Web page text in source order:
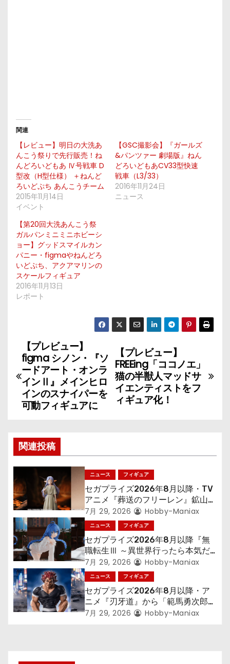
関連
【レビュー】明日の大洗あ
んこう祭りで先行販売！ね
んどろいどもあ Ⅳ号戦車 D
型改（H型仕様） ＋ねんど
ろいどぷち あんこうチーム
2015年11月14日
イベント
【GSC撮影会】『ガールズ
&パンツァー 劇場版』ねん
どろいどもあCV33型快速
戦車（L3/33）
2016年11月24日
ニュース
【第20回大洗あんこう祭
ガルパンミニミニホビーシ
ョー】グッドスマイルカン
パニー・figmaやねんどろ
いどぷち、アクアマリンの
スケールフィギュア
2016年11月13日
レポート
投
稿
ナ
ビ
ゲ
ー
シ
ョ
ン
【プレビュー】
FREEing「ココノエ」
猫の半獣人マッドサ
イエンティストをフ
ィギュア化！
【プレビュー】
figma シノン・『ソ
ードアート・オンラ
インⅡ』メインヒロ
インのスナイパーを
可動フィギュアに
関連投稿
ニュース フィギュア
セガプライズ2026年8月以降・TV
アニメ『葬送のフリーレン』鉱山で
300年働くことになっっちゃった
「フリーレン」を立体化！
7月 29, 2026 Hobby-Maniax
ニュース フィギュア
セガプライズ2026年8月以降『無
職転生Ⅲ ～異世界行ったら本気だ
す～』から「ロキシー」のフィギュ
アが登場！
7月 29, 2026 Hobby-Maniax
ニュース フィギュア
セガプライズ2026年8月以降・ア
ニメ『刃牙道』から「範馬勇次郎」
が登場ッッ!!
7月 29, 2026 Hobby-Maniax